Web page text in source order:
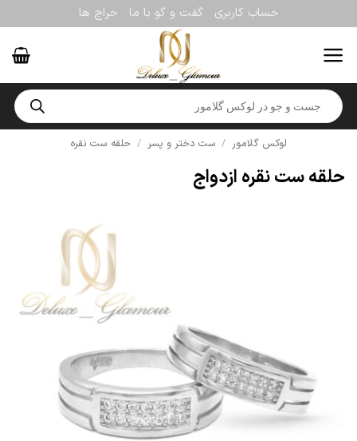
to
content
حساب کاربری گفت و گو با ما حراج ها
Products
search
لوکس گلامور / ست دختر و پسر / حلقه ست نقره
حلقه ست نقره ازدواج